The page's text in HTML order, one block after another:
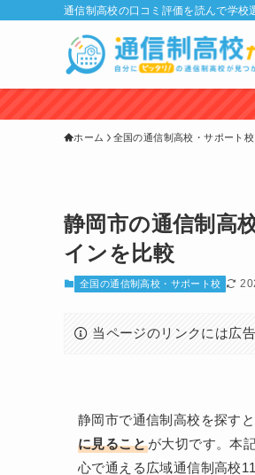
通信制高校の口コミ評価を読んで学校
ホーム 全国の通信制高校・サポート校
静岡市の通信制高
インを比較
全国の通信制高校・サポート校
当ページのリンクには広
静岡市で通信制高校を探す
に見ることが大切です。本
心で通える広域通信制高校